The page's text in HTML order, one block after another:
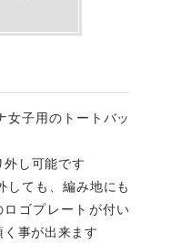
女子用のトートバッ
外し可能です
しても、編み地にも
ロゴプレートが付い
事が出来ます